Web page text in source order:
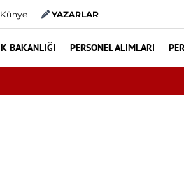
Künye YAZARLAR
BAKANLIĞI PERSONEL ALIMLARI
oksijen tedavisinden yararlandı